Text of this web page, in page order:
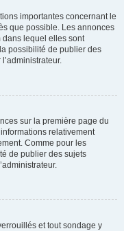
importantes concernant le
que possible. Les annonces
dans lequel elles sont
possibilité de publier des
sur la première page du
relativement
Comme pour les
de publier des sujets
et tout sondage y